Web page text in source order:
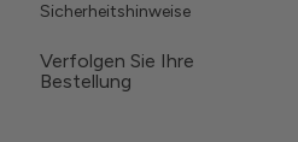
Sicherheitshinweise
Verfolgen Sie Ihre
Bestellung